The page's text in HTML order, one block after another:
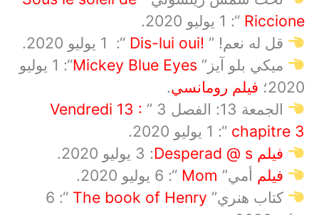
Riccione “: 1 يوليو 2020.
قل له نعم! ”!
Dis-lui oui
“:
ميكي بلو آيز”Mickey Blue Eyes
“: 1 يوليو
2020؛ فيلم رومانسي .
الجمعة 13: الفصل 3
”
Vendredi 13 :
chapitre 3 “: 1 يوليو 2020.
فيلم Desperad @ s
: 3
يوليو 2020.
فيلمأمي”Mom “: 6 يوليو 2020.
كتاب هنري”The book of Henry
“: 6